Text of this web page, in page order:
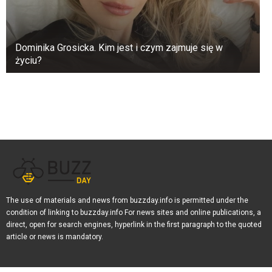
żoną i dlatego był uważany za „mamaer”
(dziecko zrodzone z nieprawego związku).
Jego późniejsze nauki, w których twierdził, że
jest Synem Bożym, były postrzegane jako
bardzo obraźliwe dla ówczesnych Żydów. Jego
ataku na chrześcijaństwo. Tak czy inaczej,
ekscytujące jest zobaczyć, skąd wzięło się
chrześcijaństwo. Odkrycie nagrobka rzymskiego
żołnierza o tym samym imieniu, co postać
wymieniona w starożytnych tekstach, wzmacnia
Dominika Grosicka. Kim jest i czym zajmuje się w
życiu?
The use of materials and news from buzzday.info is permitted under the
condition of linking to buzzday.info For news sites and online publications, a
direct, open for search engines, hyperlink in the first paragraph to the quoted
article or news is mandatory.